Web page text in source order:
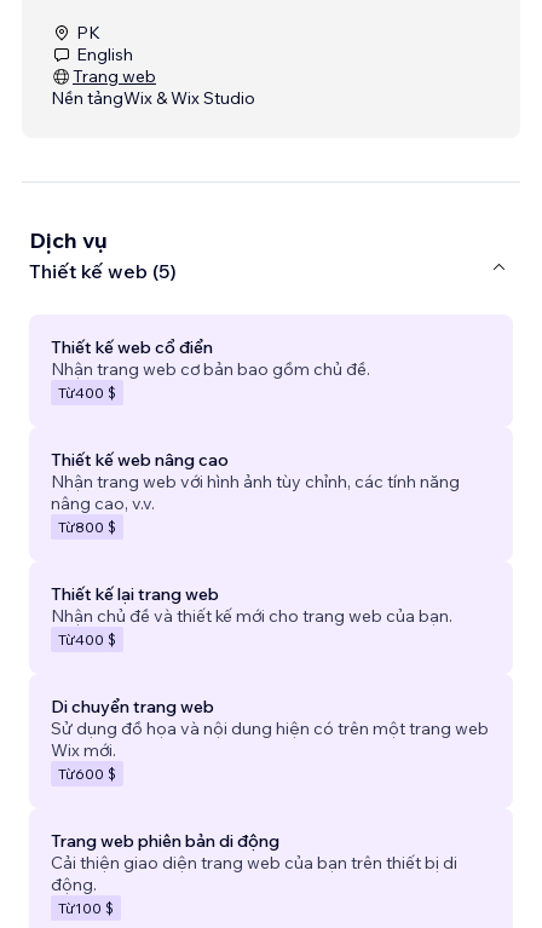
PK
English
Trang web
Nền tảngWix & Wix Studio
Dịch vụ
Thiết kế web (5)
Thiết kế web cổ điển
Nhận trang web cơ bản bao gồm chủ đề.
Từ400 $
Thiết kế web nâng cao
Nhận trang web với hình ảnh tùy chỉnh, các tính năng
nâng cao, v.v.
Từ800 $
Thiết kế lại trang web
Nhận chủ đề và thiết kế mới cho trang web của bạn.
Từ400 $
Di chuyển trang web
Sử dụng đồ họa và nội dung hiện có trên một trang web
Wix mới.
Từ600 $
Trang web phiên bản di động
Cải thiện giao diện trang web của bạn trên thiết bị di
động.
Từ100 $